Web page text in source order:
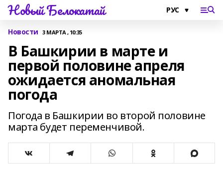
Новый Белокатай
Новости 3 МАРТА , 10:35
В Башкирии в марте и
первой половине апреля
ожидается аномальная
погода
Погода в Башкирии во второй половине
марта будет переменчивой.